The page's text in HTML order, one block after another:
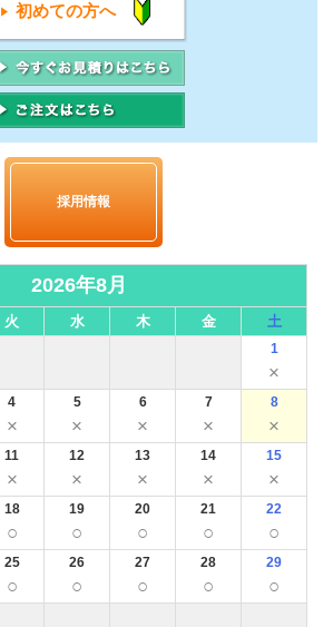
初めての方へ
採用情報
2026年8月
火 水 木 金 土
1
×
4
×
5
×
6
×
7
×
8
×
11
×
12
×
13
×
14
×
15
×
18
○
19
○
20
○
21
○
22
○
25
○
26
○
27
○
28
○
29
○